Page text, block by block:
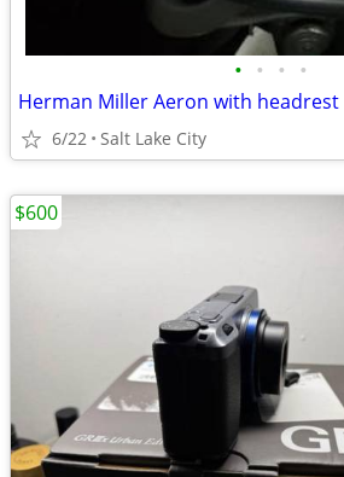
• • • •
Herman Miller Aeron with headrest
6/22 Salt Lake City
$600